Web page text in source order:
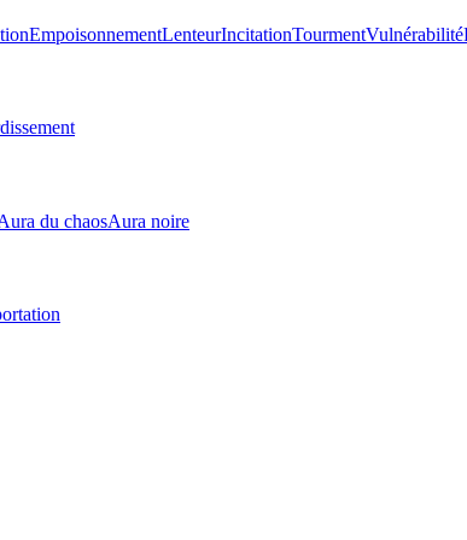
EmpoisonnementLenteurIncitationTourmentVulnérabilité
du chaosAura noire